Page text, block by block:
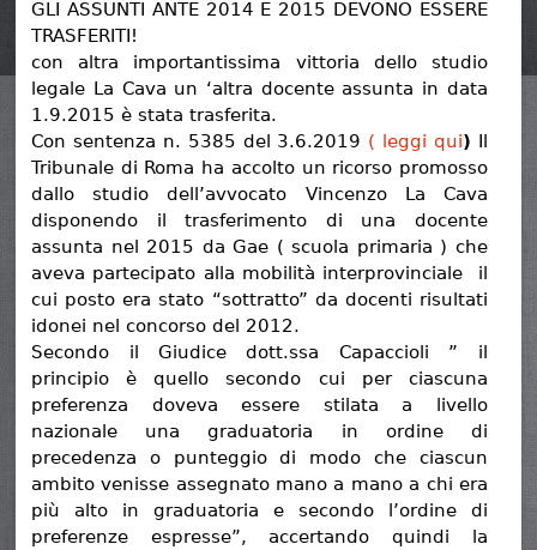
GLI ASSUNTI ANTE 2014 E 2015 DEVONO ESSERE
TRASFERITI!
con altra importantissima vittoria dello studio
legale La Cava un ‘altra docente assunta in data
1.9.2015 è stata trasferita.
Con sentenza n. 5385 del 3.6.2019 ( leggi qui) Il
Tribunale di Roma ha accolto un ricorso promosso
dallo studio dell’avvocato Vincenzo La Cava
disponendo il trasferimento di una docente
assunta nel 2015 da Gae ( scuola primaria ) che
aveva partecipato alla mobilità interprovinciale il
cui posto era stato “sottratto” da docenti risultati
idonei nel concorso del 2012.
Secondo il Giudice dott.ssa Capaccioli ” il
principio è quello secondo cui per ciascuna
preferenza doveva essere stilata a livello
nazionale una graduatoria in ordine di
precedenza o punteggio di modo che ciascun
ambito venisse assegnato mano a mano a chi era
più alto in graduatoria e secondo l’ordine di
preferenze espresse”, accertando quindi la